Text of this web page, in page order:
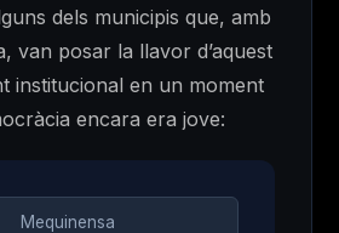
dels municipis que, amb
van posar la llavor d’aquest
institucional en un moment
encara era jove:
Mequinensa